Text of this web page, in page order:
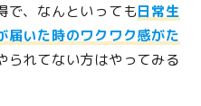
で、なんといっても日常生
届いた時のワクワク感がた
られてない方はやってみる